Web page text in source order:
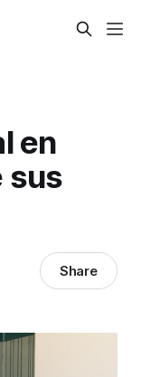
en
sus
Share